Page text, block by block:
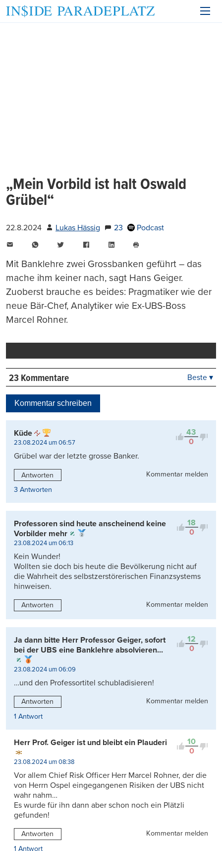
„Mein Vorbild ist halt Oswald
Grübel“
22.8.2024 Lukas Hässig 23
Podcast
WhatsAppTwitter FacebookLinkedIn
drucken
Mit Banklehre zwei Grossbanken geführt – das
mache ihm keiner nach, sagt Hans Geiger.
Zuoberst brauche es beides: Pragmatiker wie der
neue Bär-Chef, Analytiker wie Ex-UBS-Boss
Marcel Rohner.
23 Kommentare
Kontrovers
Beste ▾
Kommentar schreiben
43
0
Küde
23.08.2024 um 06:57
Grübel war der letzte grosse Banker.
Antworten
Kommentar melden
3 Antworten
18
0
Professoren sind heute anscheinend keine
Vorbilder mehr
23.08.2024 um 06:13
Kein Wunder!
Wollten sie doch bis heute die Bevölkerung nicht auf
die Wahrheit des selbstzerstörerischen Finanzsystems
hinweisen.
Antworten Kommentar melden
12
0
Ja dann bitte Herr Professor Geiger, sofort
bei der UBS eine Banklehre absolvieren...
23.08.2024 um 06:09
…und den Professortitel schubladisieren!
Antworten
Kommentar melden
1 Antwort
10
0
Herr Prof. Geiger ist und bleibt ein Plauderi
23.08.2024 um 08:38
Vor allem Chief Risk Officer Herr Marcel Rohner, der die
von Herrn Ospel eingegangenen Risiken der UBS nicht
wahr nahm…
Es wurde für ihn dann aber schon noch ein Plätzli
gefunden!
Antworten
Kommentar melden
1 Antwort